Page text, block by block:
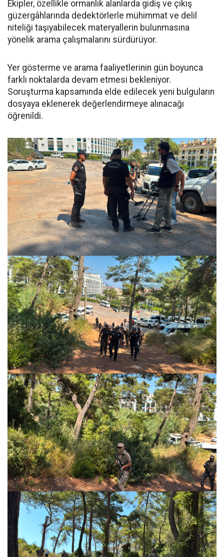
Ekipler, özellikle ormanlık alanlarda gidiş ve çıkış
güzergâhlarında dedektörlerle mühimmat ve delil
niteliği taşıyabilecek materyallerin bulunmasına
yönelik arama çalışmalarını sürdürüyor.
Yer gösterme ve arama faaliyetlerinin gün boyunca
farklı noktalarda devam etmesi bekleniyor.
Soruşturma kapsamında elde edilecek yeni bulguların
dosyaya eklenerek değerlendirmeye alınacağı
öğrenildi.